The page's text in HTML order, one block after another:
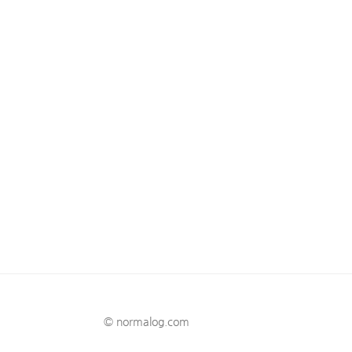
© normalog.com